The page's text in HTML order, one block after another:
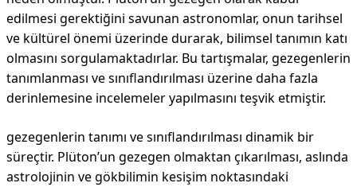
edilmesi gerektiğini savunan astronomlar, onun tarihsel
ve kültürel önemi üzerinde durarak, bilimsel tanımın katı
olmasını sorgulamaktadırlar. Bu tartışmalar, gezegenlerin
tanımlanması ve sınıflandırılması üzerine daha fazla
derinlemesine incelemeler yapılmasını teşvik etmiştir.
gezegenlerin tanımı ve sınıflandırılması dinamik bir
süreçtir. Plüton’un gezegen olmaktan çıkarılması, aslında
astrolojinin ve gökbilimin kesişim noktasındaki